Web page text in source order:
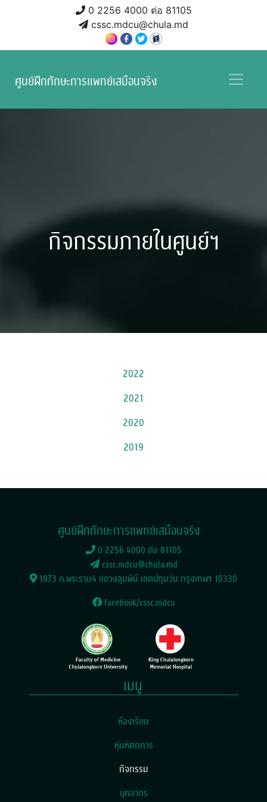
0 2256 4000 ต่อ 81105
cssc.mdcu@chula.md
ศูนย์ฝึกทักษะการแพทย์เสมือนจริง
กิจกรรมภายในศูนย์ฯ
2022
2021
2020
2019
ศูนย์ฝึกทักษะการแพทย์เสมือนจริง
0 2256 4000 ต่อ 81105
cssc.mdcu@chula.md
1873 ถ.พระราม4 แขวงลุมพินี เขตปทุมวัน กรุงเทพฯ 10330
facebook/cssc.mdcu
เมนู
ห้องเรียน
หุ่นหัตถการ
กิจกรรม
บุคลากร